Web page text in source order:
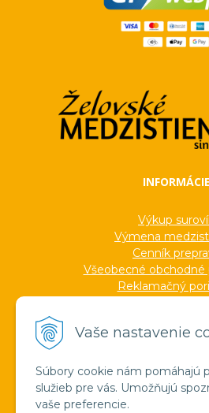
Vaše nastavenie
Súbory cookie nám pomáhajú
služieb pre vás. Umožňujú
vaše preferencie.
INFORMÁCIE
Výkup
Výmena
Cenník
Všeobecné
Reklamačný
Formuláre
Ocenenia
Verejné